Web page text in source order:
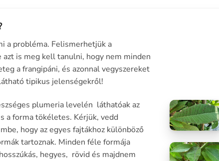
a probléma. Felismerhetjük a
is meg kell tanulni, hogy nem minden
a frangipáni, és azonnal vegyszereket
tipikus jelenségekről!
plumeria levelén láthatóak az
a forma tökéletes. Kérjük, vedd
hogy az egyes fajtákhoz különböző
tartoznak. Minden féle formája
hegyes, rövid és majdnem